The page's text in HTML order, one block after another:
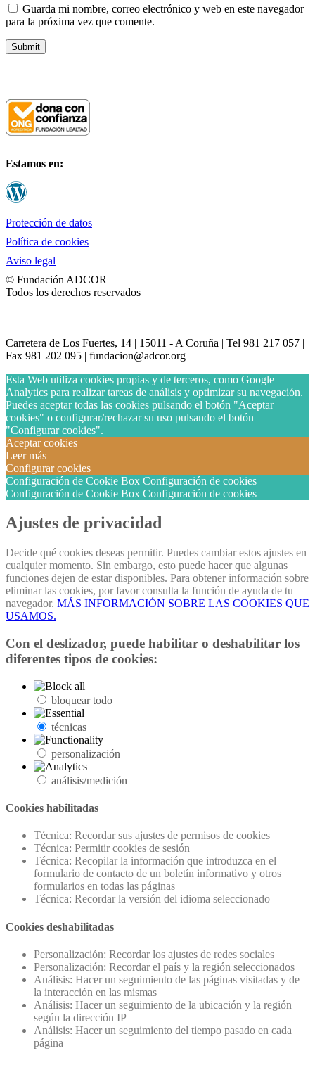
Guarda mi nombre, correo electrónico y web en este navegador
para la próxima vez que comente.
Estamos en:
Protección de datos
Política de cookies
Aviso legal
© Fundación ADCOR
Todos los derechos reservados
Carretera de Los Fuertes, 14 | 15011 - A Coruña | Tel 981 217 057 |
Fax 981 202 095 | fundacion@adcor.org
Esta Web utiliza cookies propias y de terceros, como Google
Analytics para realizar tareas de análisis y optimizar su navegación.
Puedes aceptar todas las cookies pulsando el botón "Aceptar
cookies" o configurar/rechazar su uso pulsando el botón
"Configurar cookies".
Aceptar cookies
Leer más
Configurar cookies
Configuración de Cookie Box Configuración de cookies
Configuración de Cookie Box Configuración de cookies
Ajustes de privacidad
Decide qué cookies deseas permitir. Puedes cambiar estos ajustes en
cualquier momento. Sin embargo, esto puede hacer que algunas
funciones dejen de estar disponibles. Para obtener información sobre
eliminar las cookies, por favor consulta la función de ayuda de tu
navegador. MÁS INFORMACIÓN SOBRE LAS COOKIES QUE
USAMOS.
Con el deslizador, puede habilitar o deshabilitar los
diferentes tipos de cookies:
bloquear todo
técnicas
personalización
análisis/medición
Cookies habilitadas
Técnica: Recordar sus ajustes de permisos de cookies
Técnica: Permitir cookies de sesión
Técnica: Recopilar la información que introduzca en el
formulario de contacto de un boletín informativo y otros
formularios en todas las páginas
Técnica: Recordar la versión del idioma seleccionado
Cookies deshabilitadas
Personalización: Recordar los ajustes de redes sociales
Personalización: Recordar el país y la región seleccionados
Análisis: Hacer un seguimiento de las páginas visitadas y de
la interacción en las mismas
Análisis: Hacer un seguimiento de la ubicación y la región
según la dirección IP
Análisis: Hacer un seguimiento del tiempo pasado en cada
página